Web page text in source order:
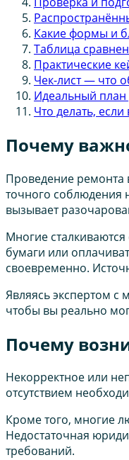
Какие формы и
Таблица
Практические
Чек-лист — что
Идеальный план
Что делать,
Почему
Проведение ремонта
точного соблюдения
вызывает
Многие
бумаги или
своевременно.
Являясь экспертом
чтобы вы реально
Почему
Некорректное или
отсутствием
Кроме того, многие
Недостаточная
требований.